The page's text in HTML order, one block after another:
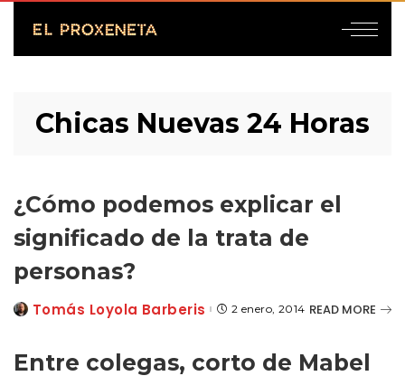
Chicas Nuevas 24 Horas
¿Cómo podemos explicar el
significado de la trata de
personas?
Posted
Tomás Loyola Barberis 2 enero, 2014 READ MORE
Entre colegas, corto de Mabel